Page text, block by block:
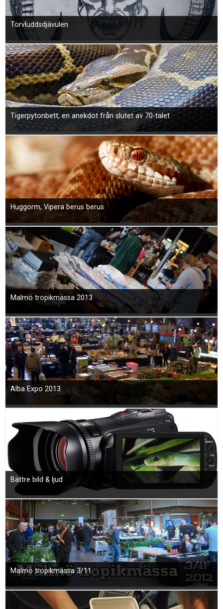
Torvluddsdjävulen
Tigerpytonbett, en anekdot från slutet av 70-talet
Huggorm, Vipera berus berus
Malmö tropikmässa 2013
Alba Expo 2013
Bättre bild & ljud
Malmö tropikmässa 3/11